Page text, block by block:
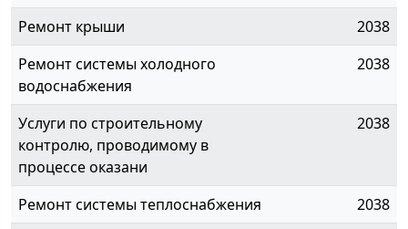
Ремонт крыши
2038
Ремонт системы холодного
водоснабжения
2038
Услуги по строительному
контролю, проводимому в
процессе оказани
2038
Ремонт системы теплоснабжения
2038